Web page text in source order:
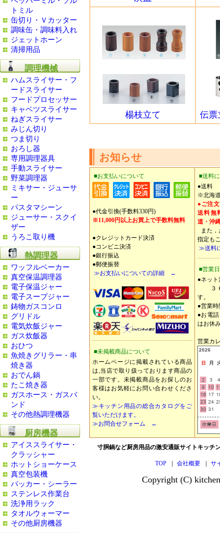
楊枝立て 伝票
お知らせ
■お支払いについて
●代金引換(手数料330円)
※11,000円以上お買上で手数料無料
●クレジットカード決済
●コンビニ決済
●銀行振込
●郵便振替
≫お支払いについての詳細 ←
■未掲載商品について
ホームページに掲載されている商品
は,当店で取り扱っております商品の
一部です。未掲載商品をお探しのお
客様はお気軽にお問い合わせくださ
い。
≫キッチン用品の総合カタログをご
覧いただけます。
≫お問合せフォーム ←
■送料
●送料
※北海
●ご注
送料無
道・沖
また
指定も
≫送料
■営業
●ネッ
３６
す。
●営業
●お電
はお休
営業カ
寸胴鍋など厨房用品の激安通販サイトキッチ
TOP 会社概要 サ
Copyright (C)
トミル
缶切り・Ｖカッター
調味缶・調味料入れ
ジェットホーン
清掃用品
調理機械
ハムスライサー・フ
ードスライサー
フードプロセッサー
キャベツスライサー
ねぎスライサー
みじん切り
つま切り
おろし器
専用調理器具
手動スライサー
野菜調理器
ミキサー・ジューサ
ー
パスタマシーン
ジューサー・スクイ
ザー
うろこ取り機
熱調理器
ワッフルベーカー
真空保温調理器
電子保温ジャー
電子スープジャー
鋳物ガスコンロ
グリドル
電気炊飯ジャー
ガス炊飯器
おひつ
魚焼きグリラー・串
焼き器
おでん鍋
たこ焼き器
ガスホース・ガスバ
ンド
その他熱調理機器
厨房機器
アイススライサー・
クラッシャー
ホットショーケース
真空包装機
パッカー・シーラー
ステンレス作業台
洗浄用ラック
タオルウォーマー
その他厨房機器